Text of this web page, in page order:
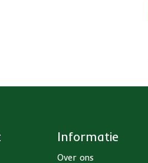
Informatie
Over ons